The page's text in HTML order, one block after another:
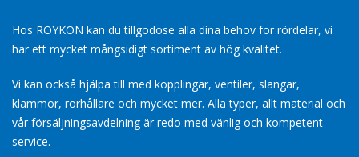
Hos ROYKON kan du tillgodose alla dina behov for rördelar, vi
har ett mycket mångsidigt sortiment av hög kvalitet.
Vi kan också hjälpa till med kopplingar, ventiler, slangar,
klämmor, rörhållare och mycket mer. Alla typer, allt material och
vår försäljningsavdelning är redo med vänlig och kompetent
service.